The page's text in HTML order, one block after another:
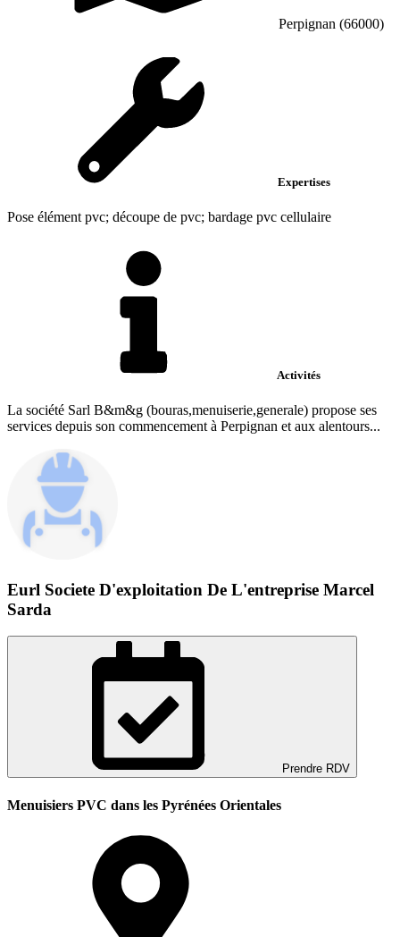
Perpignan (66000)
Expertises
Pose élément pvc; découpe de pvc; bardage pvc cellulaire
Activités
La société Sarl B&m&g (bouras,menuiserie,generale) propose ses
services depuis son commencement à Perpignan et aux alentours...
Eurl Societe D'exploitation De L'entreprise Marcel
Sarda
Prendre RDV
Menuisiers PVC dans les Pyrénées Orientales